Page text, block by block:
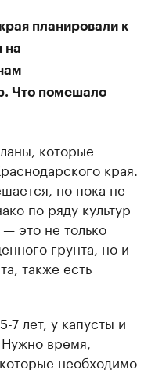
планировали к
на
Что помешало
которые
края.
но пока не
по ряду культур
это не только
грунта, но и
также есть
7 лет, у капусты и
время,
необходимо